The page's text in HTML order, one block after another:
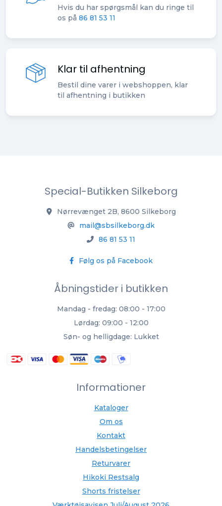
Hvis du har spørgsmål kan du ringe til
os på 86 81 53 11
Klar til afhentning
Bestil dine varer i webshoppen, klar
til afhentning i butikken
Special-Butikken Silkeborg
Nørrevænget 2B, 8600 Silkeborg
mail@sbsilkeborg.dk
86 81 53 11
Følg os på Facebook
Åbningstider i butikken
Mandag - fredag: 08:00 - 17:00
Lørdag: 09:00 - 12:00
Søn- og helligdage: Lukket
Informationer
Kataloger
Om os
Kontakt
Handelsbetingelser
Returvarer
Hikoki Restsalg
Shorts fristelser